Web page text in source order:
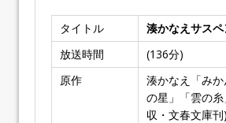
タイトル
湊かなえサスペ
放送時間
(136分)
原作
湊かなえ「み
の星」「雲の
収・文春文庫刊)